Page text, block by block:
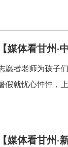
【媒体看甘州
愿者老师为孩子
假就忧心忡忡，
【媒体看甘州